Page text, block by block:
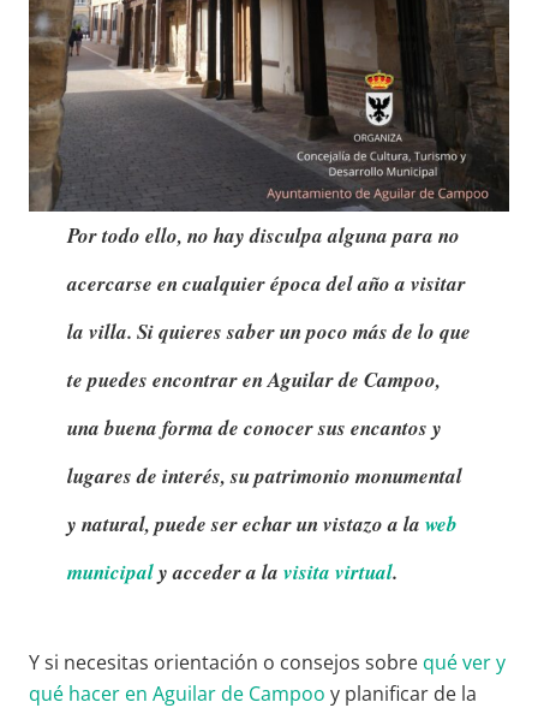
Por todo ello, no hay disculpa alguna para no
acercarse en cualquier época del año a visitar
la villa. Si quieres saber un poco más de lo que
te puedes encontrar en Aguilar de Campoo,
una buena forma de conocer sus encantos y
lugares de interés, su patrimonio monumental
y natural, puede ser echar un vistazo a la web
municipaly acceder a la visita virtual.
Y si necesitas orientación o consejos sobre qué ver y
qué hacer en Aguilar de Campoo y planificar de la